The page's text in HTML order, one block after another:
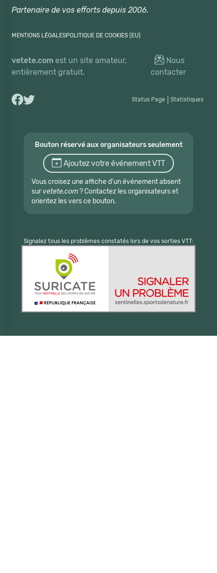
Partenaire de vos efforts depuis 2006.
MENTIONS LÉGALESPOLITIQUE DE COOKIES (EU)
vetete.com est un site amateur,
entièrement gratuit.
Nous
contacter
Status Page Statistiques
Bouton réservé aux organisateurs seulement
Ajoutez votre événement VTT
Vous croisez une affiche d'un événement absent
sur vetete.com? Contactez les organisateurs et
orientez les vers ce bouton.
Signalez tous les problèmes constatés lors de vos sorties VTT: